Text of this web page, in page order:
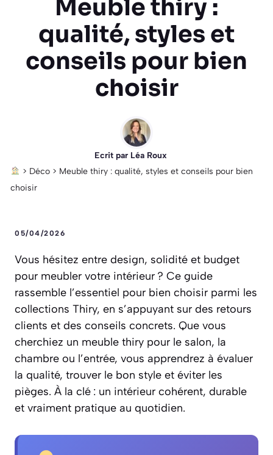
Meuble thiry :
qualité, styles et
conseils pour bien
choisir
Ecrit par Léa Roux
> Déco> Meuble thiry : qualité, styles et conseils pour bien
choisir
05/04/2026
Vous hésitez entre design, solidité et budget
pour meubler votre intérieur ? Ce guide
rassemble l’essentiel pour bien choisir parmi les
collections Thiry, en s’appuyant sur des retours
clients et des conseils concrets. Que vous
cherchiez un meuble thiry pour le salon, la
chambre ou l’entrée, vous apprendrez à évaluer
la qualité, trouver le bon style et éviter les
pièges. À la clé : un intérieur cohérent, durable
et vraiment pratique au quotidien.